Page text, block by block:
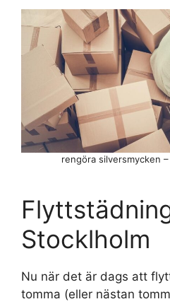
Stocklholm
Nu när det är dags att
tomma (eller nästan
rengöra silversmycken